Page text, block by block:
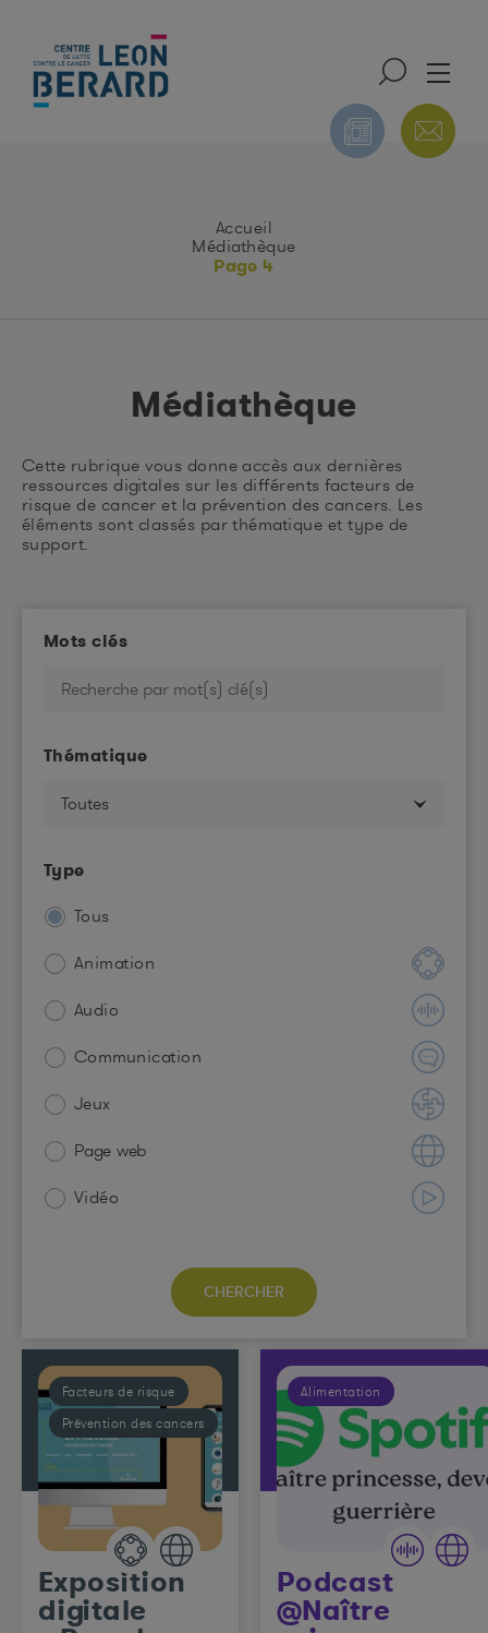
ACTIVITÉ PHYSIQUEAccueil
Médiathèque
Page 4
Médiathèque
Cette rubrique vous donne accès aux dernières
ressources digitales sur les différents facteurs de
risque de cancer et la prévention des cancers. Les
éléments sont classés par thématique et type de
support.
Mots clés
Thématique
Type
Tous
Animation
Audio
Communication
Jeux
Page web
Vidéo
Facteurs de risque
Prévention des cancers
Exposition
digitale
Alimentation
Podcast
@Naître